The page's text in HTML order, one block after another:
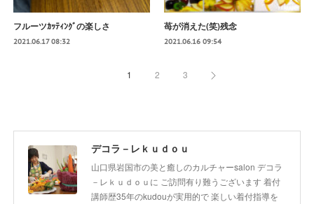
フルーツｶｯﾃｨﾝｸﾞの楽しさ
2021.06.17 08:32
苺が消えた(笑)残念
2021.06.16 09:54
1 2 3
デコラ－レｋｕｄｏｕ
山口県岩国市の美と癒しのカルチャーsalon デコラ
－レｋｕｄｏｕに ご訪問有り難うございます 着付
講師歴35年のkudouが実用的で 楽しい着付指導を